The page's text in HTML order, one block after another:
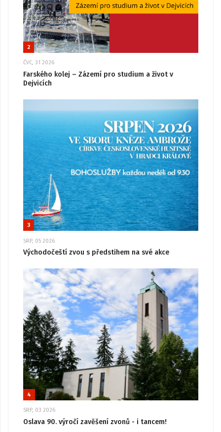
2
ČVC, 31 2026
Farského kolej – Zázemí pro studium a život v
Dejvicích
3
SRP, 05 2026
Východočeští zvou s předstihem na své akce
4
SRP, 03 2026
Oslava 90. výročí zavěšení zvonů - i tancem!